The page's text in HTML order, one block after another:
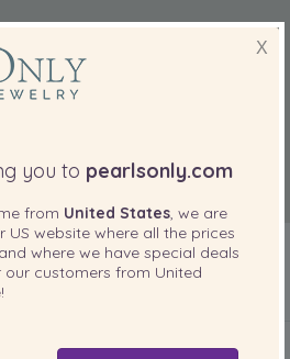
X
you to pearlsonly.com
from United States , we are
US website where all the prices
and where we have special deals
customers from United